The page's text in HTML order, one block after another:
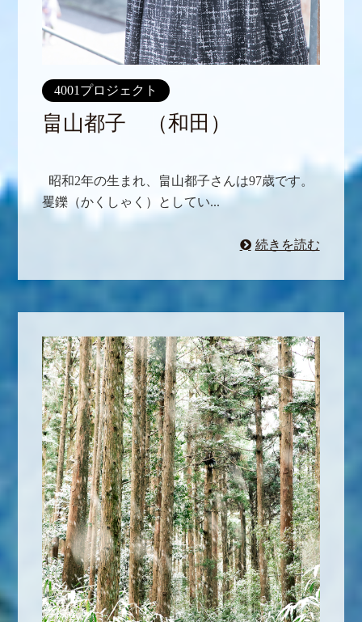
4001プロジェクト
畠山都子 （和田）
昭和2年の生まれ、畠山都子さんは97歳です。
矍鑠（かくしゃく）としてい...
続きを読む